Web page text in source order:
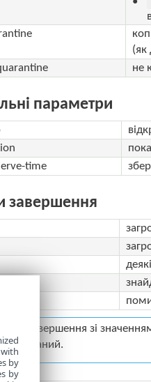
(як
не
параметри
time
завершення
Коди завершення зі
інфікований.
by
by